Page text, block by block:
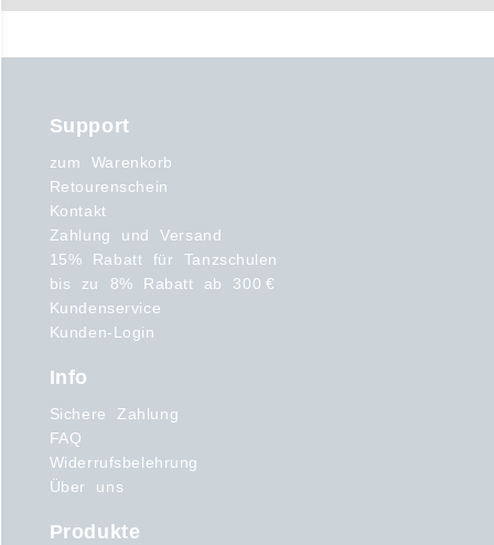
Support
zum Warenkorb
Retourenschein
Kontakt
Zahlung und Versand
15% Rabatt für Tanzschulen
bis zu 8% Rabatt ab 300 €
Kundenservice
Kunden-Login
Info
Sichere Zahlung
FAQ
Widerrufsbelehrung
Über uns
Produkte